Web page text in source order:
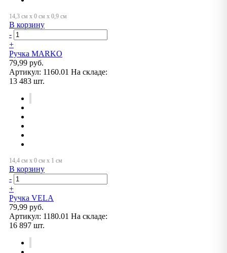
В корзину
-
+
Ручка MARKO
79,99 руб.
Артикул: 1160.01 На складе:
13 483 шт.
В корзину
-
+
Ручка VELA
79,99 руб.
Артикул: 1180.01 На складе:
16 897 шт.